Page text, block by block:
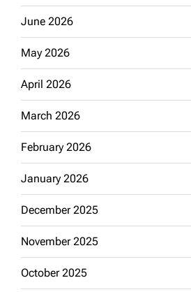
June 2026
May 2026
April 2026
March 2026
February 2026
January 2026
December 2025
November 2025
October 2025